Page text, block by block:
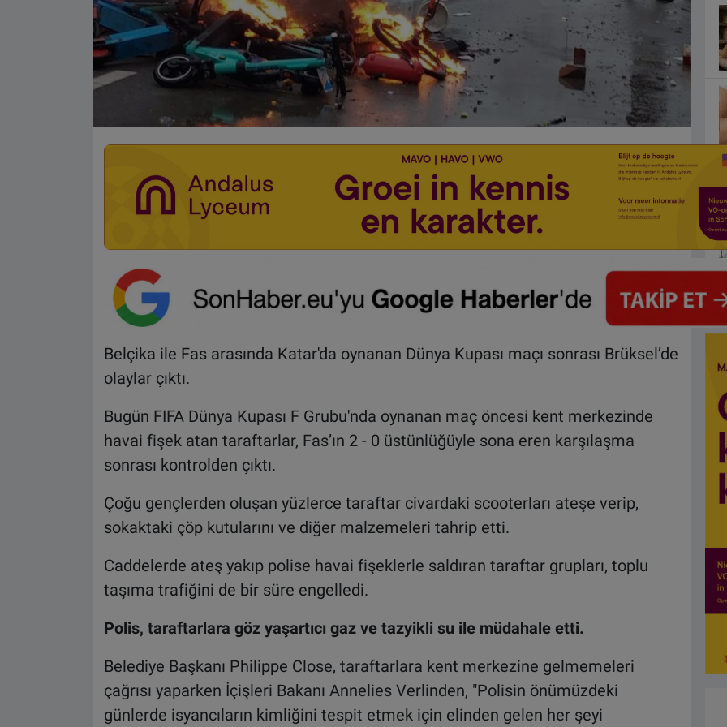
Belçika ile Fas arasında Katar'da oynanan Dünya Kupası maçı sonrası Brüksel’de
olaylar çıktı.
Bugün FIFA Dünya Kupası F Grubu'nda oynanan maç öncesi kent merkezinde
havai fişek atan taraftarlar, Fas’ın 2 - 0 üstünlüğüyle sona eren karşılaşma
sonrası kontrolden çıktı.
Çoğu gençlerden oluşan yüzlerce taraftar civardaki scooterları ateşe verip,
sokaktaki çöp kutularını ve diğer malzemeleri tahrip etti.
Caddelerde ateş yakıp polise havai fişeklerle saldıran taraftar grupları, toplu
taşıma trafiğini de bir süre engelledi.
Polis, taraftarlara göz yaşartıcı gaz ve tazyikli su ile müdahale etti.
Belediye Başkanı Philippe Close, taraftarlara kent merkezine gelmemeleri
çağrısı yaparken İçişleri Bakanı Annelies Verlinden, "Polisin önümüzdeki
günlerde isyancıların kimliğini tespit etmek için elinden gelen her şeyi